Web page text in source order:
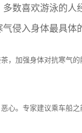
数喜欢游泳的人
侵入身体最具体
，加强身体对抗寒气的
心。专家建议乘车船